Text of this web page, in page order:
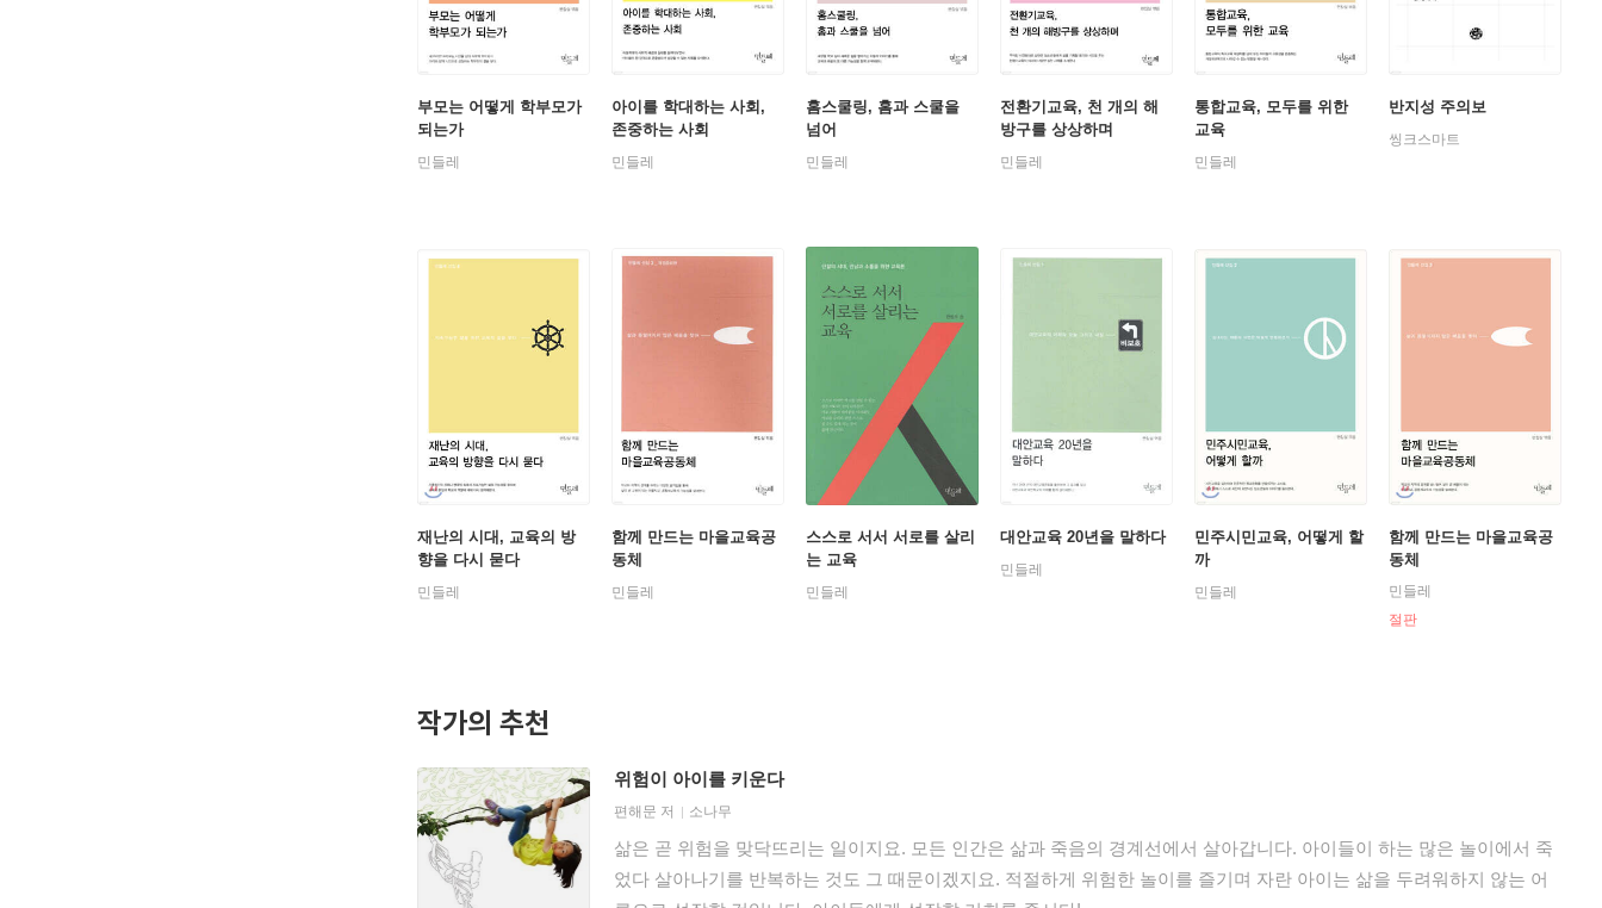
부모는 어떻게 학부모가
되는가
민들레
아이를 학대하는 사회,
존중하는 사회
민들레
홈스쿨링, 홈과 스쿨을
넘어
민들레
전환기교육, 천 개의 해
방구를 상상하며
민들레
통합교육, 모두를 위한
교육
민들레
반지성 주의보
씽크스마트
재난의 시대, 교육의 방
향을 다시 묻다
민들레
함께 만드는 마을교육공
동체
민들레
스스로 서서 서로를 살리
는 교육
민들레
대안교육 20년을 말하다
민들레
민주시민교육, 어떻게 할
까
민들레
함께 만드는 마을교육공
동체
민들레
절판
작가의 추천
위험이 아이를 키운다
편해문 저 소나무
삶은 곧 위험을 맞닥뜨리는 일이지요. 모든 인간은 삶과 죽음의 경계선에서 살아갑니다. 아이들이 하는 많은 놀이에서 죽
었다 살아나기를 반복하는 것도 그 때문이겠지요. 적절하게 위험한 놀이를 즐기며 자란 아이는 삶을 두려워하지 않는 어